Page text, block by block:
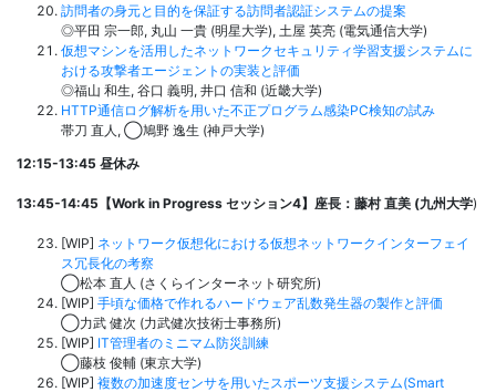
訪問者の身元と目的を保証する訪問者認証システムの提案
◎平田 宗一郎, 丸山 一貴 (明星大学), 土屋 英亮 (電気通信大学)
仮想マシンを活用したネットワークセキュリティ学習支援システムに
おける攻撃者エージェントの実装と評価
◎福山 和生, 谷口 義明, 井口 信和 (近畿大学)
HTTP通信ログ解析を用いた不正プログラム感染PC検知の試み
帯刀 直人, ◯鳩野 逸生 (神戸大学)
12:15-13:45 昼休み
13:45-14:45【Work in Progress セッション4】座長：藤村 直美 (九州大学)
[WIP] ネットワーク仮想化における仮想ネットワークインターフェイ
ス冗長化の考察
◯松本 直人 (さくらインターネット研究所)
[WIP] 手頃な価格で作れるハードウェア乱数発生器の製作と評価
◯力武 健次 (力武健次技術士事務所)
[WIP] IT管理者のミニマム防災訓練
◯藤枝 俊輔 (東京大学)
[WIP] 複数の加速度センサを用いたスポーツ支援システム(Smart